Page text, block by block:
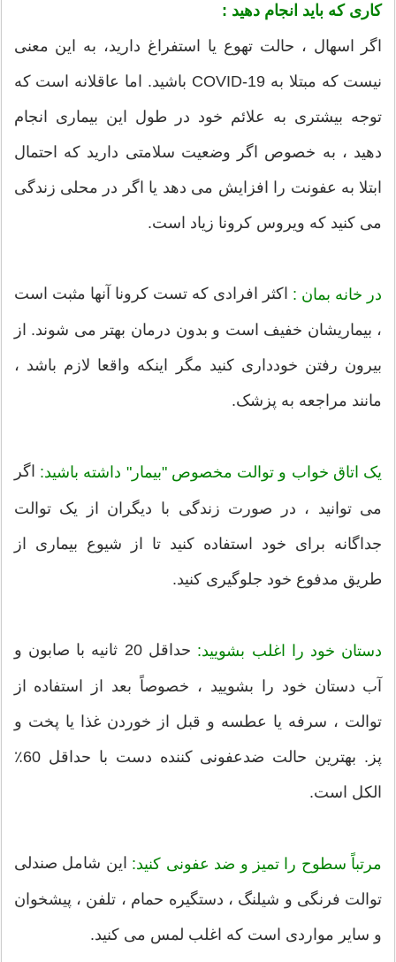
کاری که باید انجام دهید :
اگر اسهال ، حالت تهوع یا استفراغ دارید، به این معنی
نیست که مبتلا به COVID-19 باشید. اما عاقلانه است که
توجه بیشتری به علائم خود در طول این بیماری انجام
دهید ، به خصوص اگر وضعیت سلامتی دارید که احتمال
ابتلا به عفونت را افزایش می دهد یا اگر در محلی زندگی
می کنید که ویروس کرونا زیاد است.
در خانه بمان : اکثر افرادی که تست کرونا آنها مثبت است
، بیماریشان خفیف است و بدون درمان بهتر می شوند. از
بیرون رفتن خودداری کنید مگر اینکه واقعا لازم باشد ،
مانند مراجعه به پزشک.
یک اتاق خواب و توالت مخصوص "بیمار" داشته باشید: اگر
می توانید ، در صورت زندگی با دیگران از یک توالت
جداگانه برای خود استفاده کنید تا از شیوع بیماری از
طریق مدفوع خود جلوگیری کنید.
دستان خود را اغلب بشویید: حداقل 20 ثانیه با صابون و
آب دستان خود را بشویید ، خصوصاً بعد از استفاده از
توالت ، سرفه یا عطسه و قبل از خوردن غذا یا پخت و
پز. بهترین حالت ضدعفونی کننده دست با حداقل 60٪
الکل است.
مرتباً سطوح را تمیز و ضد عفونی کنید: این شامل صندلی
توالت فرنگی و شیلنگ ، دستگیره حمام ، تلفن ، پیشخوان
و سایر مواردی است که اغلب لمس می کنید.